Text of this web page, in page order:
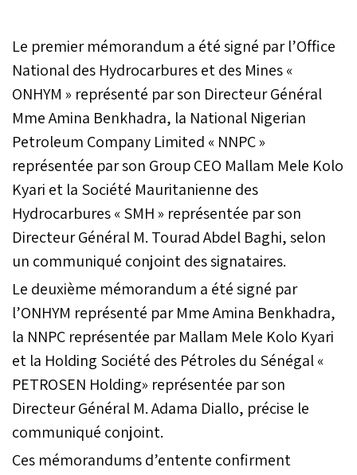
Le premier mémorandum a été signé par l’Office
National des Hydrocarbures et des Mines «
ONHYM » représenté par son Directeur Général
Mme Amina Benkhadra, la National Nigerian
Petroleum Company Limited « NNPC »
représentée par son Group CEO Mallam Mele Kolo
Kyari et la Société Mauritanienne des
Hydrocarbures « SMH » représentée par son
Directeur Général M. Tourad Abdel Baghi, selon
un communiqué conjoint des signataires.
Le deuxième mémorandum a été signé par
l’ONHYM représenté par Mme Amina Benkhadra,
la NNPC représentée par Mallam Mele Kolo Kyari
et la Holding Société des Pétroles du Sénégal «
PETROSEN Holding» représentée par son
Directeur Général M. Adama Diallo, précise le
communiqué conjoint.
Ces mémorandums d’entente confirment